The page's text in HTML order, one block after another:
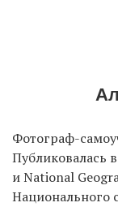
Фотограф-
Публиковалась
и National
Национального